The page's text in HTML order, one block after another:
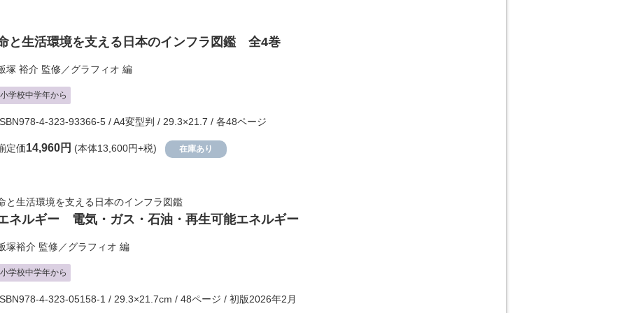
と生活環境を支える日本のインフラ図鑑 全4巻
塚 裕介 監修／グラフィオ 編
小学校中学年から
4-323-93366-5 / A4変型判 / 29.3×21.7 / 各48ページ
定価14,960円 (本体13,600円+税) 在庫あり
と生活環境を支える日本のインフラ図鑑
ネルギー 電気・ガス・石油・再生可能エネルギー
塚裕介 監修／グラフィオ 編
小学校中学年から
4-323-05158-1 / 29.3×21.7cm / 48ページ / 初版2026年2月